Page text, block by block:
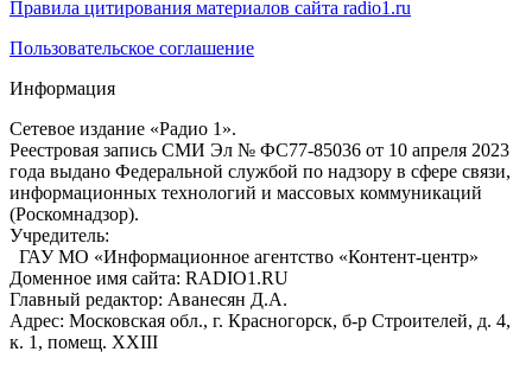
Правила цитирования материалов сайта radio1.ru
Пользовательское соглашение
Информация
Сетевое издание «Радио 1».
Реестровая запись СМИ Эл № ФС77-85036 от 10 апреля 2023
года выдано Федеральной службой по надзору в сфере связи,
информационных технологий и массовых коммуникаций
(Роскомнадзор).
Учредитель:
ГАУ МО «Информационное агентство «Контент-центр»
Доменное имя сайта: RADIO1.RU
Главный редактор: Аванесян Д.А.
Адрес: Московская обл., г. Красногорск, б-р Строителей, д. 4,
к. 1, помещ. XXIII